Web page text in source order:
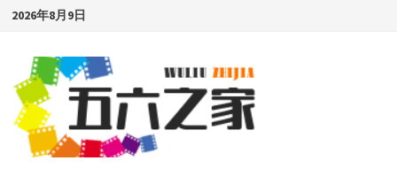
Skip
content
2026年8月9日